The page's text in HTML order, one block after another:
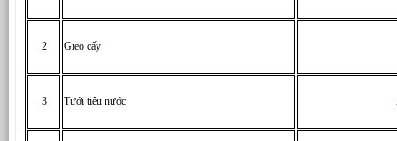
2 Gieo cấy
3 Tưới tiêu nước